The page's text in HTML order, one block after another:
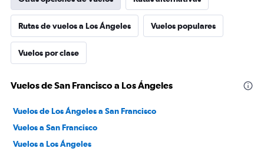
Rutas de vuelos a Los Ángeles Vuelos populares
Vuelos por clase
Vuelos de San Francisco a Los Ángeles
Vuelos de Los Ángeles a San Francisco
Vuelos a San Francisco
Vuelos a Los Ángeles